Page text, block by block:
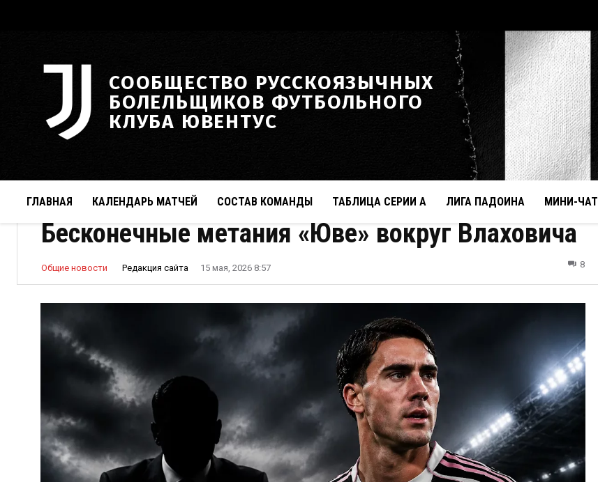
СООБЩЕСТВО РУССКОЯЗЫЧНЫХ
БОЛЕЛЬЩИКОВ ФУТБОЛЬНОГО
КЛУБА ЮВЕНТУС
ГЛАВНАЯ КАЛЕНДАРЬ МАТЧЕЙ СОСТАВ КОМАНДЫ ТАБЛИЦА СЕРИИ А ЛИГА ПАДОИНА МИНИ-ЧАТ
Бесконечные метания «Юве» вокруг Влаховича
Общие новости Редакция сайта 15 мая, 2026 8:57 8